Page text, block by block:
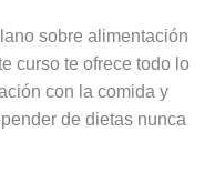
sobre alimentación
curso te ofrece todo lo
con la comida y
de dietas nunca